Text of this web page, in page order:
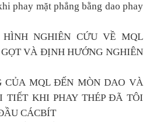
phay mặt phẳng bằng dao phay
NGHIÊN CỨU VỀ MQL
VÀ ĐỊNH HƯỚNG NGHIÊN
CỦA MQL ĐẾN MÒN DAO VÀ
KHI PHAY THÉP ĐÃ TÔI
CÁCBÍT